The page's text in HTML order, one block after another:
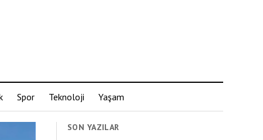
Spor Teknoloji Yaşam
SON YAZILAR